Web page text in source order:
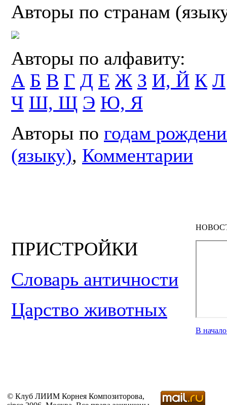
Авторы по странам
Авторы по алфавиту:
А Б В Г Д Е Ж З И, Й К Л
Ч Ш, Щ Э Ю, Я
Авторы по годам
(языку), Комментарии
ПРИСТРОЙКИ
Словарь античности
Царство животных
В
© Клуб ЛИИМ Корнея Композиторова,